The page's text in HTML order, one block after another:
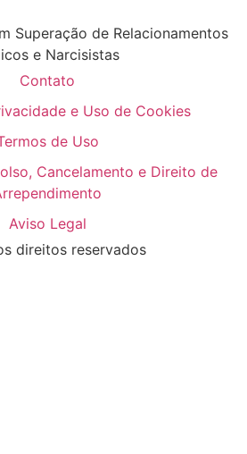
Superação de Relacionamentos
e Narcisistas
Contato
e Uso de Cookies
de Uso
Cancelamento e Direito de
Aviso Legal
direitos reservados